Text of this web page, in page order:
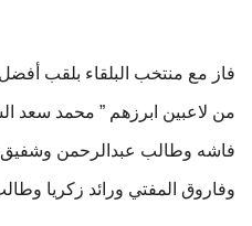
فاز مع منتخب البلقاء بلقب
من لاعبين ابرزهم ” محمد سعد
فاشه وطالب عبدالرحمن
وفاروق المفتي ورائد زكريا